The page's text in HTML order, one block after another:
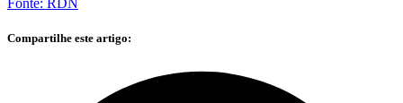
Fonte: RDN
Compartilhe este artigo: